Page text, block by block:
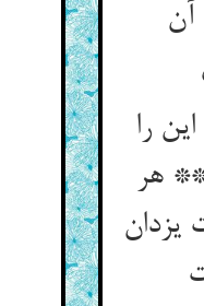
آن
را
هر
یزدان